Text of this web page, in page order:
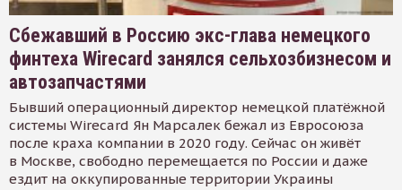
Сбежавший в Россию экс-глава немецкого
финтеха Wirecard занялся сельхозбизнесом и
автозапчастями
Бывший операционный директор немецкой платёжной
системы Wirecard Ян Марсалек бежал из Евросоюза
после краха компании в 2020 году. Сейчас он живёт
в Москве, свободно перемещается по России и даже
ездит на оккупированные территории Украины